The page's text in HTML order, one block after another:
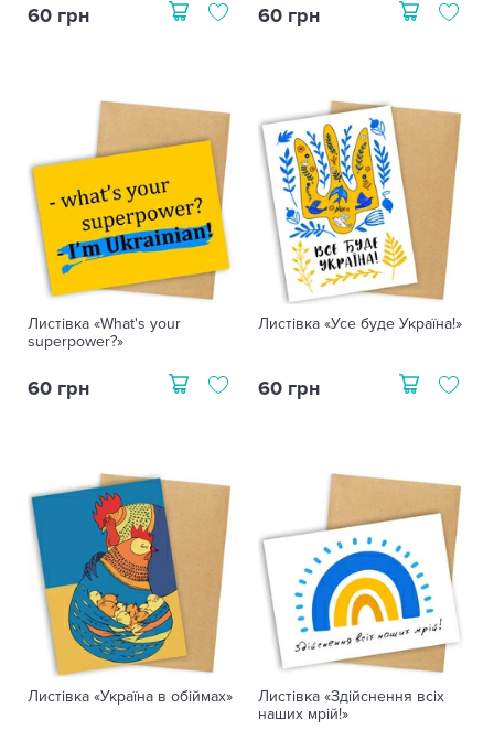
60 грн 60 грн
Листівка «What's your
superpower?»
60 грн
Листівка «Усе буде Україна!»
60 грн
Листівка «Україна в обіймах»
Листівка «Здійснення всіх
наших мрій!»